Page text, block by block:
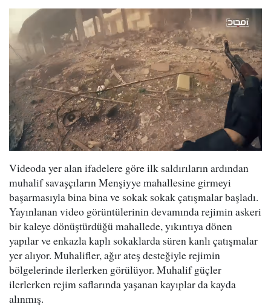
Videoda yer alan ifadelere göre ilk saldırıların ardından
muhalif savaşçıların Menşiyye mahallesine girmeyi
başarmasıyla bina bina ve sokak sokak çatışmalar başladı.
Yayınlanan video görüntülerinin devamında rejimin askeri
bir kaleye dönüştürdüğü mahallede, yıkıntıya dönen
yapılar ve enkazla kaplı sokaklarda süren kanlı çatışmalar
yer alıyor. Muhalifler, ağır ateş desteğiyle rejimin
bölgelerinde ilerlerken görülüyor. Muhalif güçler
ilerlerken rejim saflarında yaşanan kayıplar da kayda
alınmış.